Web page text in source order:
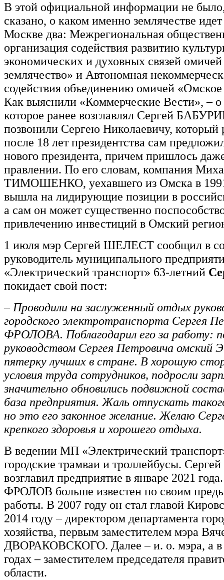
В этой официальной информации не
сказано, о каком именно землячестве
Москве два: Межрегиональная
организация содействия развитию
экономических и духовных связей
землячество» и Автономная
содействия объединению омичей «Омское
Как выяснили «Коммерческие Вести», – о
которое ранее возглавлял Сергей
позвонили Сергею Николаевичу, который
после 18 лет президентства сам
нового президента, причем пришлось
правлении. По его словам, компания
ТИМОШЕНКО, уехавшего из Омска в
вышла на лидирующие позиции в
а сам он может существенно
привлечению инвестиций в Омский
1 июля мэр Сергей ШЕЛЕСТ сообщил в
руководитель муниципального
«Электрический транспорт» 63-летний
покидает свой пост:
– Проводили на заслуженный отдых
городского электротранспорта Сергея
ФРОЛОВА. Поблагодарил его за работу:
руководством Сергея Петровича омский
пятерку лучших в стране. В хорошую
условия труда сотрудников, подросли
значительно обновились подвижной
база предприятия. Жаль отпускать
но это его законное желание. Желаю
крепкого здоровья и хорошего отдыха.
В ведении МП «Электрический
городские трамваи и троллейбусы.
возглавил предприятие в январе 2021
ФРОЛОВ больше известен по своим
работы. В 2007 году он стал главой
2014 году – директором департамента
хозяйства, первым заместителем мэра
ДВОРАКОВСКОГО. Далее – и. о. мэра, а в
годах – заместителем председателя
области.